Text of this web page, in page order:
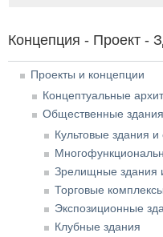
Концепция - Проект -
Проекты и концепции
Концептуальные
Общественные
Культовые здания
Зрелищные здания
Торговые комплексы
Экспозиционные
Клубные здания